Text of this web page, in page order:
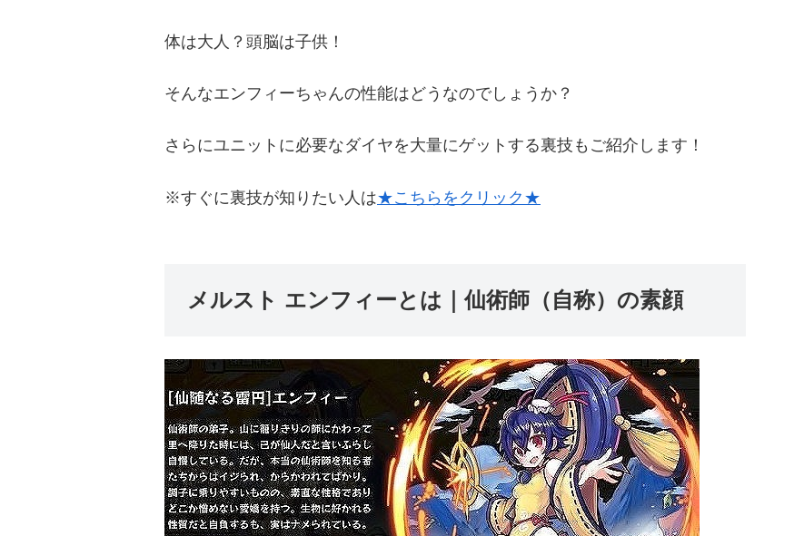
体は大人？頭脳は子供！
そんなエンフィーちゃんの性能はどうなのでしょうか？
さらにユニットに必要なダイヤを大量にゲットする裏技もご紹介します！
※すぐに裏技が知りたい人は★こちらをクリック★
メルスト エンフィーとは｜仙術師（自称）の素顔